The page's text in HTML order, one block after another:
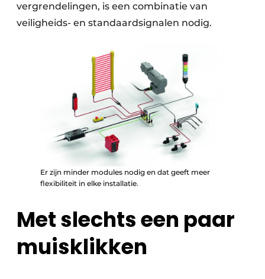
vergrendelingen, is een combinatie van
veiligheids- en standaardsignalen nodig.
Er zijn minder modules nodig en dat geeft meer
flexibiliteit in elke installatie.
Met slechts een paar
muisklikken